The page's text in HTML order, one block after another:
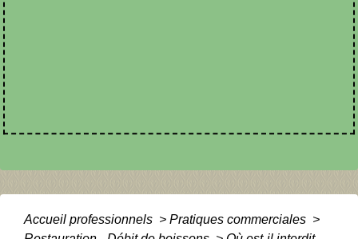
Accueil professionnels > Pratiques commerciales >